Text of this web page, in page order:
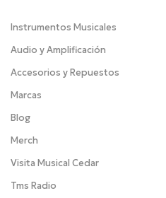
Instrumentos Musicales
Audio y Amplificación
Accesorios y Repuestos
Marcas
Blog
Merch
Visita Musical Cedar
Tms Radio